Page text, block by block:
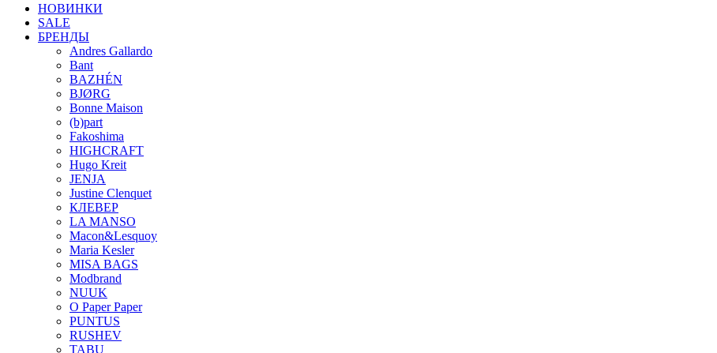
НОВИНКИ
SALE
БРЕНДЫ
Andres Gallardo
Bant
BAZHÉN
BJØRG
Bonne Maison
(b)part
Fakoshima
HIGHCRAFT
Hugo Kreit
JENJA
Justine Clenquet
КЛЕВЕР
LA MANSO
Macon&Lesquoy
Maria Kesler
MISA BAGS
Modbrand
NUUK
O Paper Paper
PUNTUS
RUSHEV
TABU